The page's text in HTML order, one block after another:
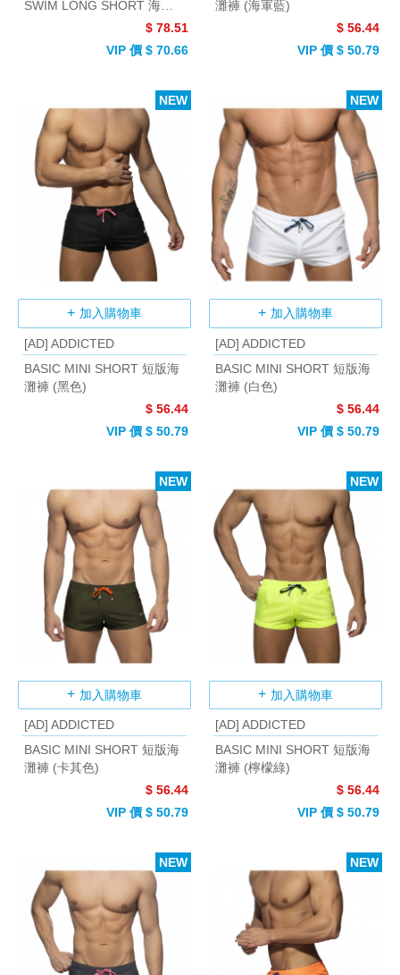
SWIM LONG SHORT 海灘
$ 78.51
VIP 價 $ 70.66
灘褲 (海軍藍)
$ 56.44
VIP 價 $ 50.79
加入購物車
[AD] ADDICTED
BASIC MINI SHORT 短版海
灘褲 (黑色)
$ 56.44
VIP 價 $ 50.79
NEW
加入購物車
[AD] ADDICTED
BASIC MINI SHORT 短版海
灘褲 (白色)
$ 56.44
VIP 價 $ 50.79
NEW
加入購物車
[AD] ADDICTED
BASIC MINI SHORT 短版海
灘褲 (卡其色)
$ 56.44
VIP 價 $ 50.79
NEW
加入購物車
[AD] ADDICTED
BASIC MINI SHORT 短版海
灘褲 (檸檬綠)
$ 56.44
VIP 價 $ 50.79
NEW
NEW NEW